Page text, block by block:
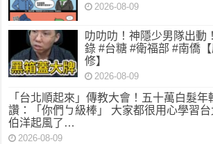
2026-08-09
叻叻叻！神隱少男隊出動
錄 #台糖 #衛福部 #南僑
修】
2026-08-09
「台北順起來」傳教大會！五十萬白髮
讚：「你們ㄅ級棒」 大家都很用心學習台
伯洋起風了…
2026-08-09